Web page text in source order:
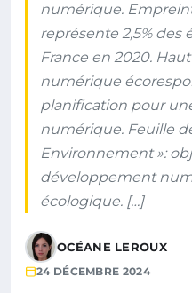
numérique.
représente 2,5% des
France en 2020.
numérique
planification pour
numérique. Feuille
Environnement »:
développement
écologique. […]
OCÉANE LEROUX
24 DÉCEMBRE 2024